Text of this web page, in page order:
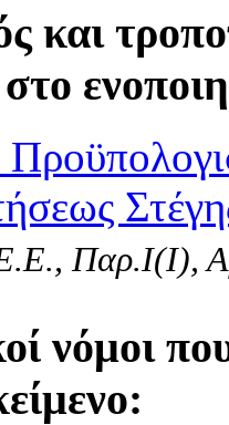
και
Παρ.Ι(I),
νόμοι